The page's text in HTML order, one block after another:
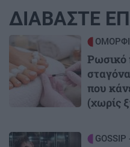
ΔΙΑΒΑΣΤΕ
Ρωσικό
που
(χωρίς
Image GOSSIP